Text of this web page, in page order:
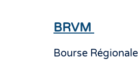
BRVM
Bourse